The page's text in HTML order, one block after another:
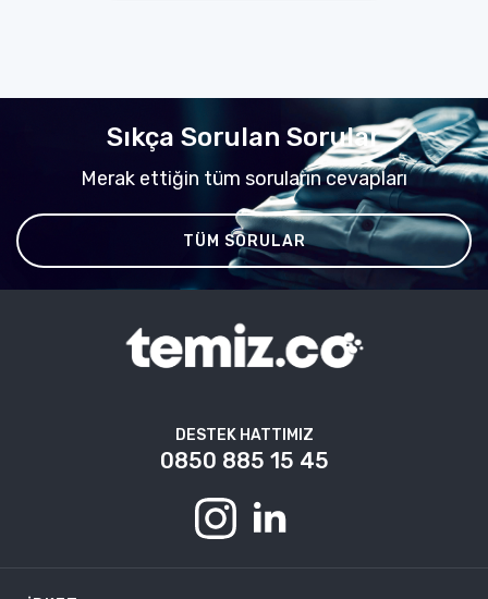
Sıkça Sorulan Sorular
Merak ettiğin tüm soruların cevapları
TÜM SORULAR
DESTEK HATTIMIZ
0850 885 15 45